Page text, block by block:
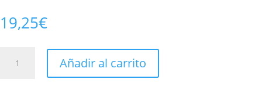
19,25€
rubber
Añadir al carrito